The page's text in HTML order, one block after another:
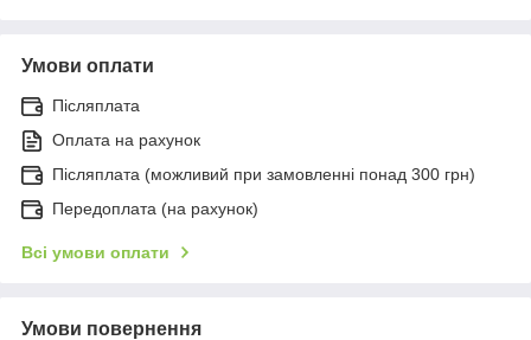
Умови оплати
Післяплата
Оплата на рахунок
Післяплата (можливий при замовленні понад 300 грн)
Передоплата (на рахунок)
Всі умови оплати
Умови повернення